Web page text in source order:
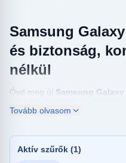
Samsung
és biztonság,
nélkül
Óvd meg új Samsung Galaxy
Kínálatunkat úgy állítottuk
Ultra vékony szilikon tokok:
Tovább olvasom
Aktív szűrők (1)